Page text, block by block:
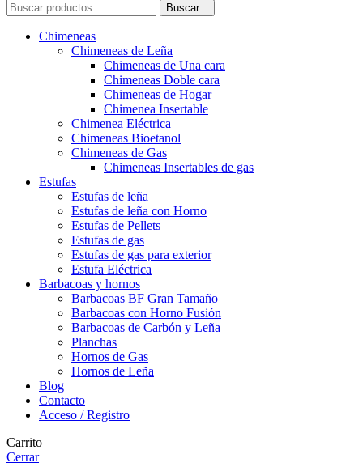
Buscar...
Chimeneas
Chimeneas de Leña
Chimeneas de Una cara
Chimeneas Doble cara
Chimeneas de Hogar
Chimenea Insertable
Chimenea Eléctrica
Chimeneas Bioetanol
Chimeneas de Gas
Chimeneas Insertables de gas
Estufas
Estufas de leña
Estufas de leña con Horno
Estufas de Pellets
Estufas de gas
Estufas de gas para exterior
Estufa Eléctrica
Barbacoas y hornos
Barbacoas BF Gran Tamaño
Barbacoas con Horno Fusión
Barbacoas de Carbón y Leña
Planchas
Hornos de Gas
Hornos de Leña
Blog
Contacto
Acceso / Registro
Carrito
Cerrar